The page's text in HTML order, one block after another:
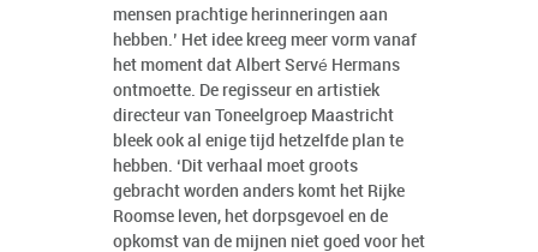
mensen prachtige herinneringen aan
hebben.’ Het idee kreeg meer vorm vanaf
het moment dat Albert Servé Hermans
ontmoette. De regisseur en artistiek
directeur van Toneelgroep Maastricht
bleek ook al enige tijd hetzelfde plan te
hebben. ‘Dit verhaal moet groots
gebracht worden anders komt het Rijke
Roomse leven, het dorpsgevoel en de
opkomst van de mijnen niet goed voor het